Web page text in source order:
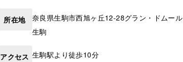
所在地 奈良県生駒市西旭ヶ丘12-28グラン・ドムール
生駒
アクセス 生駒駅より徒歩10分